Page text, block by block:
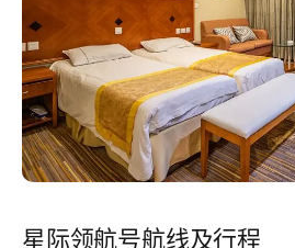
星际领航号航线及行程